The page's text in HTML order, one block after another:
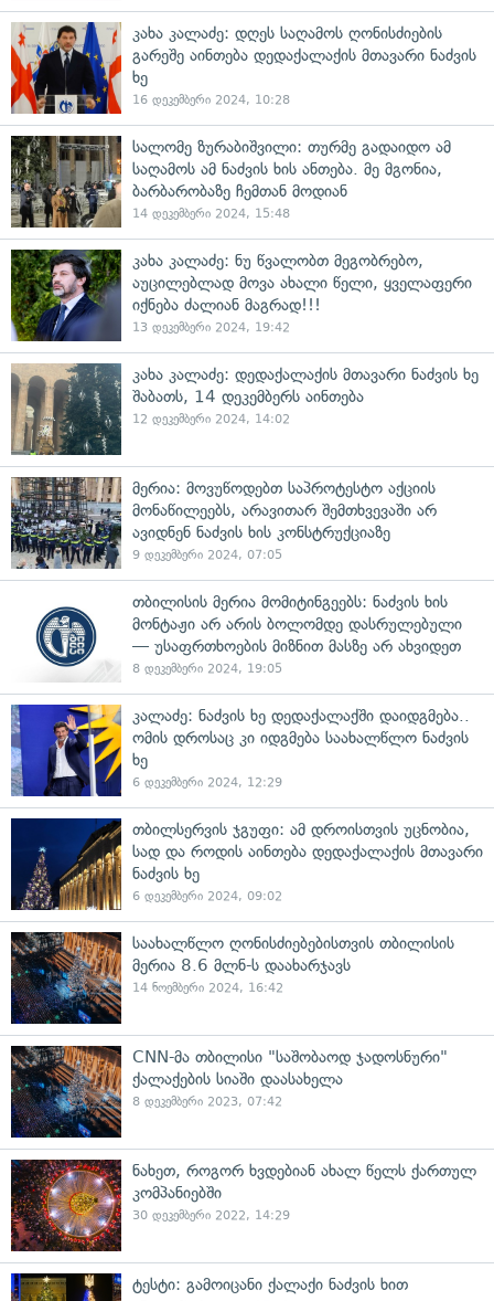
კახა კალაძე: დღეს საღამოს ღონისძიების
გარეშე აინთება დედაქალაქის მთავარი ნაძვის
ხე
16 დეკემბერი 2024, 10:28
სალომე ზურაბიშვილი: თურმე გადაიდო ამ
საღამოს ამ ნაძვის ხის ანთება. მე მგონია,
ბარბარობაზე ჩემთან მოდიან
14 დეკემბერი 2024, 15:48
კახა კალაძე: ნუ წვალობთ მეგობრებო,
აუცილებლად მოვა ახალი წელი, ყველაფერი
იქნება ძალიან მაგრად!!!
13 დეკემბერი 2024, 19:42
კახა კალაძე: დედაქალაქის მთავარი ნაძვის ხე
შაბათს, 14 დეკემბერს აინთება
12 დეკემბერი 2024, 14:02
მერია: მოვუწოდებთ საპროტესტო აქციის
მონაწილეებს, არავითარ შემთხვევაში არ
ავიდნენ ნაძვის ხის კონსტრუქციაზე
9 დეკემბერი 2024, 07:05
თბილისის მერია მომიტინგეებს: ნაძვის ხის
მონტაჟი არ არის ბოლომდე დასრულებული
— უსაფრთხოების მიზნით მასზე არ ახვიდეთ
8 დეკემბერი 2024, 19:05
კალაძე: ნაძვის ხე დედაქალაქში დაიდგმება..
ომის დროსაც კი იდგმება საახალწლო ნაძვის
ხე
6 დეკემბერი 2024, 12:29
თბილსერვის ჯგუფი: ამ დროისთვის უცნობია,
სად და როდის აინთება დედაქალაქის მთავარი
ნაძვის ხე
6 დეკემბერი 2024, 09:02
საახალწლო ღონისძიებებისთვის თბილისის
მერია 8.6 მლნ-ს დაახარჯავს
14 ნოემბერი 2024, 16:42
CNN-მა თბილისი "საშობაოდ ჯადოსნური"
ქალაქების სიაში დაასახელა
8 დეკემბერი 2023, 07:42
ნახეთ, როგორ ხვდებიან ახალ წელს ქართულ
კომპანიებში
30 დეკემბერი 2022, 14:29
ტესტი: გამოიცანი ქალაქი ნაძვის ხით